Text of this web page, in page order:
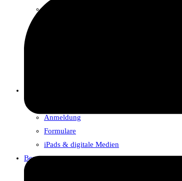
Anmeldung
Formulare
iPads & digitale Medien
Beratung